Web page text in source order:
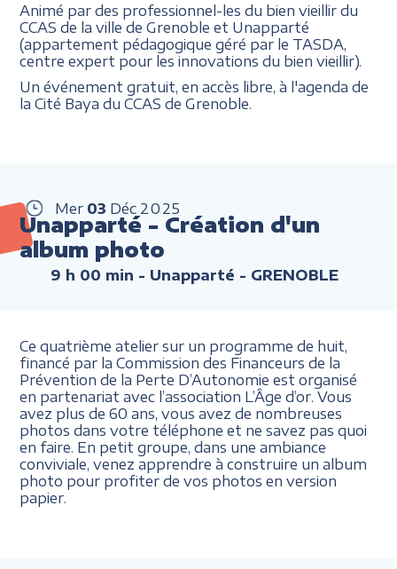
Animé par des professionnel-les du bien vieillir du
CCAS de la ville de Grenoble et Unapparté
(appartement pédagogique géré par le TASDA,
centre expert pour les innovations du bien vieillir).
Un événement gratuit, en accès libre, à l'agenda de
la Cité Baya du CCAS de Grenoble.
Mer 03 Déc 2025
Unapparté - Création d'un
album photo
9 h 00 min - Unapparté - GRENOBLE
Ce quatrième atelier sur un programme de huit,
financé par la Commission des Financeurs de la
Prévention de la Perte D’Autonomie est organisé
en partenariat avec l’association L’Âge d’or. Vous
avez plus de 60 ans, vous avez de nombreuses
photos dans votre téléphone et ne savez pas quoi
en faire. En petit groupe, dans une ambiance
conviviale, venez apprendre à construire un album
photo pour profiter de vos photos en version
papier.